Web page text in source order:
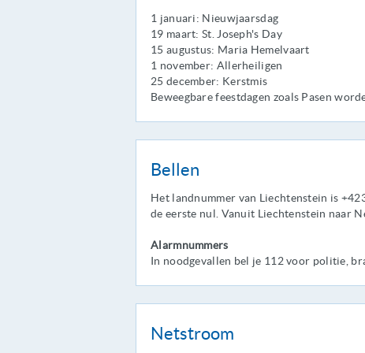
1 januari: Nieuwjaarsdag
19 maart: St. Joseph's Day
15 augustus: Maria Hemelvaart
1 november: Allerheiligen
25 december: Kerstmis
Beweegbare feestdagen zoals Pasen
Bellen
Het landnummer van Liechtenstein is
de eerste nul. Vanuit Liechtenstein naar
Alarmnummers
In noodgevallen bel je 112 voor politie,
Netstroom